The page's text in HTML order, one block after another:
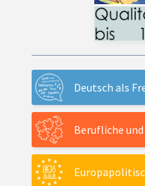
Deutsch als
Berufliche